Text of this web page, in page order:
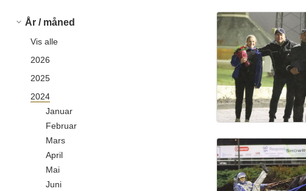
År / måned
Vis alle
2026
2025
2024
Januar
Februar
Mars
April
Mai
Juni